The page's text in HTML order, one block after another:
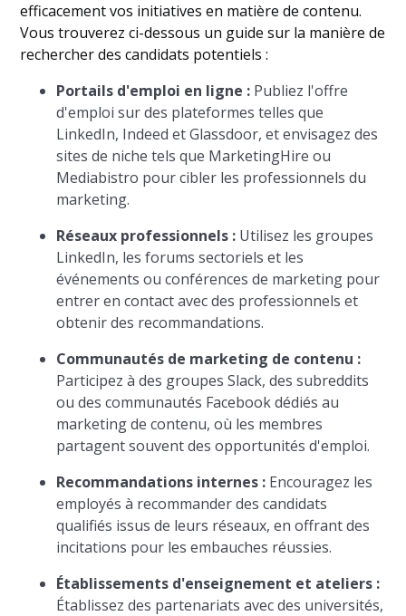
efficacement vos initiatives en matière de contenu.
Vous trouverez ci-dessous un guide sur la manière de
rechercher des candidats potentiels :
Portails d'emploi en ligne : Publiez l'offre
d'emploi sur des plateformes telles que
LinkedIn, Indeed et Glassdoor, et envisagez des
sites de niche tels que MarketingHire ou
Mediabistro pour cibler les professionnels du
marketing.
Réseaux professionnels : Utilisez les groupes
LinkedIn, les forums sectoriels et les
événements ou conférences de marketing pour
entrer en contact avec des professionnels et
obtenir des recommandations.
Communautés de marketing de contenu :
Participez à des groupes Slack, des subreddits
ou des communautés Facebook dédiés au
marketing de contenu, où les membres
partagent souvent des opportunités d'emploi.
Recommandations internes : Encouragez les
employés à recommander des candidats
qualifiés issus de leurs réseaux, en offrant des
incitations pour les embauches réussies.
Établissements d'enseignement et ateliers :
Établissez des partenariats avec des universités,